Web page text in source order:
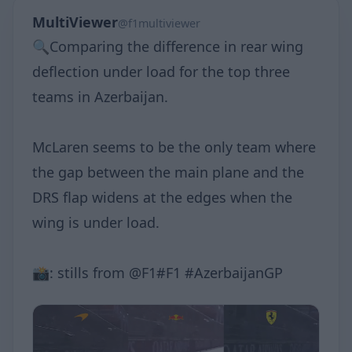
MultiViewer@f1multiviewer
🔍Comparing the difference in rear wing
deflection under load for the top three
teams in Azerbaijan.
McLaren seems to be the only team where
the gap between the main plane and the
DRS flap widens at the edges when the
wing is under load.
📸: stills from @F1#F1 #AzerbaijanGP